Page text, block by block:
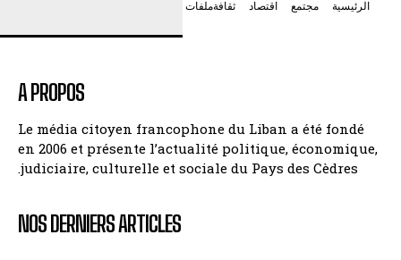
الرئيسية مجتمع اقتصاد ثقافةملفات
A PROPOS
Le média citoyen francophone du Liban a été fondé
en 2006 et présente l’actualité politique, économique,
judiciaire, culturelle et sociale du Pays des Cèdres.
NOS DERNIERS ARTICLES